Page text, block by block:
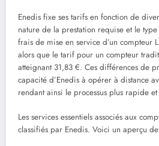
Enedis fixe ses tarifs en fonction de
nature de la prestation requise et le
frais de mise en service d’un compteur
alors que le tarif pour un compteur
atteignant 31,83 €. Ces différences de
capacité d’Enedis à opérer à distance
rendant ainsi le processus plus rapide
Les services essentiels associés aux
classifiés par Enedis. Voici un aperçu